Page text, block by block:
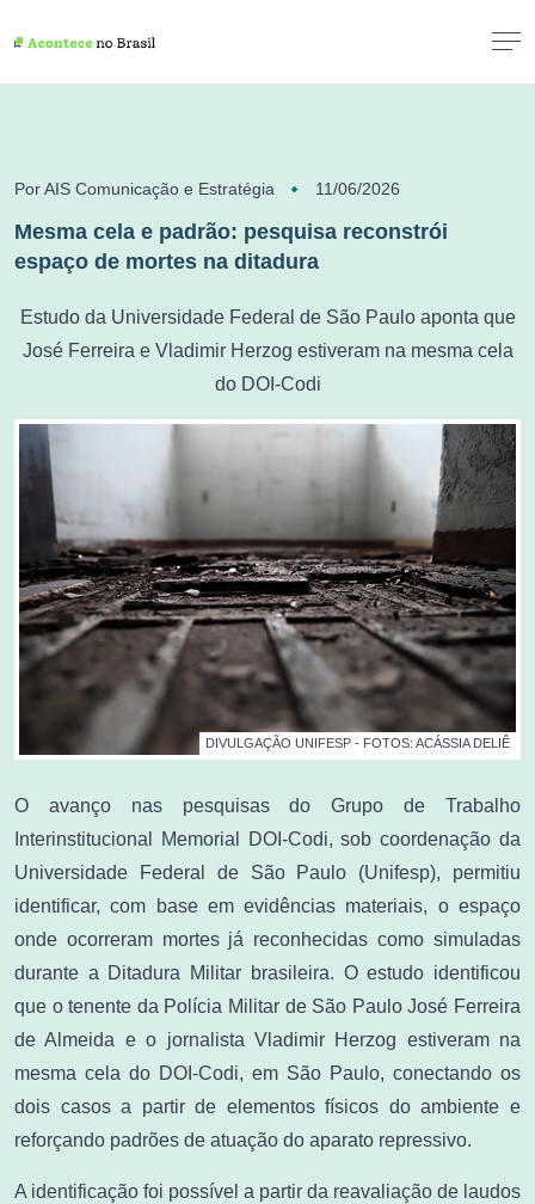
Por AIS Comunicação e Estratégia 11/06/2026
Mesma cela e padrão: pesquisa reconstrói
espaço de mortes na ditadura
Estudo da Universidade Federal de São Paulo aponta que
José Ferreira e Vladimir Herzog estiveram na mesma cela
do DOI-Codi
DIVULGAÇÃO UNIFESP - FOTOS: ACÁSSIA DELIÊ
O avanço nas pesquisas do Grupo de Trabalho
Interinstitucional Memorial DOI-Codi, sob coordenação da
Universidade Federal de São Paulo (Unifesp), permitiu
identificar, com base em evidências materiais, o espaço
onde ocorreram mortes já reconhecidas como simuladas
durante a Ditadura Militar brasileira. O estudo identificou
que o tenente da Polícia Militar de São Paulo José Ferreira
de Almeida e o jornalista Vladimir Herzog estiveram na
mesma cela do DOI-Codi, em São Paulo, conectando os
dois casos a partir de elementos físicos do ambiente e
reforçando padrões de atuação do aparato repressivo.
A identificação foi possível a partir da reavaliação de laudos